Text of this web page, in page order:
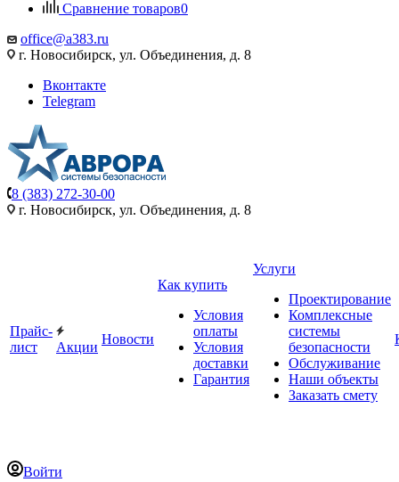
Сравнение товаров0
office@a383.ru
г. Новосибирск, ул. Объединения, д. 8
Вконтакте
Telegram
8 (383) 272-30-00
г. Новосибирск, ул. Объединения, д. 8
Прайс-
лист
Акции
Новости
Как купить
Условия
оплаты
Условия
доставки
Гарантия
Услуги
Проектирование
Комплексные
системы
безопасности
Обслуживание
Наши объекты
Заказать смету
Войти